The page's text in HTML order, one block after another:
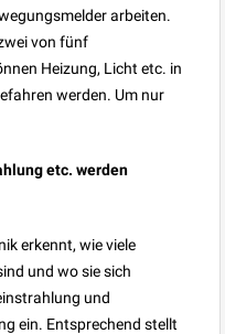
arbeiten.
von fünf
Heizung, Licht etc. in
werden. Um nur
etc. werden
erkennt, wie viele
und wo sie sich
und
ein. Entsprechend stellt